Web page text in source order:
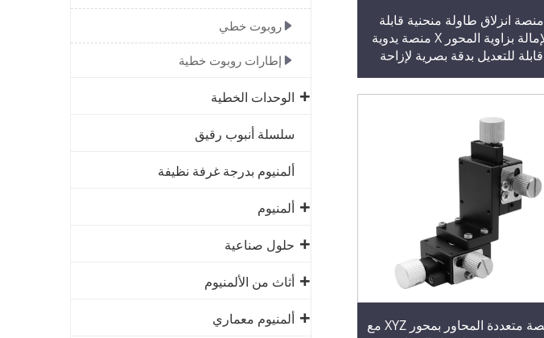
روبوت خطي
إطارات روبوت خطية
الوحدات الخطية
سلسلة أنبوب رقيق
ألمنيوم بدرجة غرفة نظيفة
ألمنيوم
حلول صناعية
أثاث من الألمنيوم
ألمنيوم معماري
منصة انزلاق طاولة منحنية قابلة
للإمالة بزاوية المحور X منصة يدوية
قابلة للتعديل بدقة بصرية لإزاحة
منصة متعددة المحاور بمحور XYZ مع